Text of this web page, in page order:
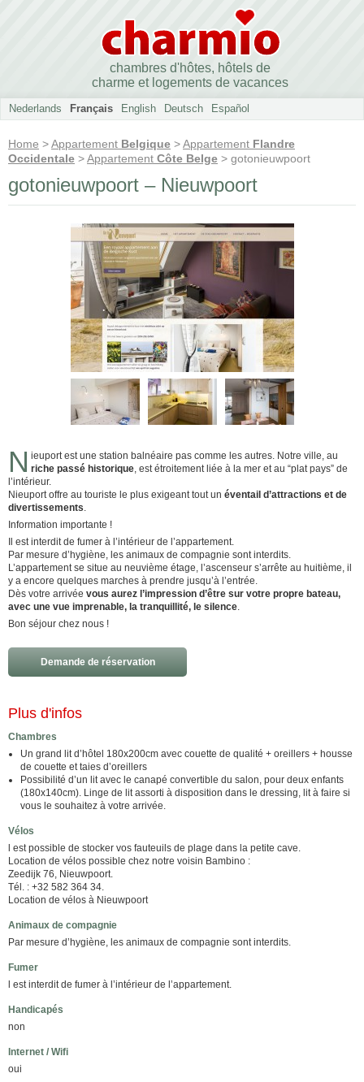
chambres d'hôtes, hôtels de
charme et logements de vacances
Nederlands Français English Deutsch Español
Home >Appartement Belgique >Appartement Flandre
Occidentale >Appartement Côte Belge > gotonieuwpoort
gotonieuwpoort – Nieuwpoort
N ieuport est une station balnéaire pas comme les autres. Notre ville, au
riche passé historique, est étroitement liée à la mer et au “plat pays” de
l’intérieur.
Nieuport offre au touriste le plus exigeant tout un éventail d’attractions et de
divertissements.
Information importante !
Il est interdit de fumer à l’intérieur de l’appartement.
Par mesure d’hygiène, les animaux de compagnie sont interdits.
L’appartement se situe au neuvième étage, l’ascenseur s’arrête au huitième, il
y a encore quelques marches à prendre jusqu’à l’entrée.
Dès votre arrivée vous aurez l’impression d’être sur votre propre bateau,
avec une vue imprenable, la tranquillité, le silence.
Bon séjour chez nous !
Demande de réservation
Plus d'infos
Chambres
Un grand lit d’hôtel 180x200cm avec couette de qualité + oreillers + housse
de couette et taies d’oreillers
Possibilité d’un lit avec le canapé convertible du salon, pour deux enfants
(180x140cm). Linge de lit assorti à disposition dans le dressing, lit à faire si
vous le souhaitez à votre arrivée.
Vélos
l est possible de stocker vos fauteuils de plage dans la petite cave.
Location de vélos possible chez notre voisin Bambino :
Zeedijk 76, Nieuwpoort.
Tél. : +32 582 364 34.
Location de vélos à Nieuwpoort
Animaux de compagnie
Par mesure d’hygiène, les animaux de compagnie sont interdits.
Fumer
l est interdit de fumer à l’intérieur de l’appartement.
Handicapés
non
Internet / Wifi
oui